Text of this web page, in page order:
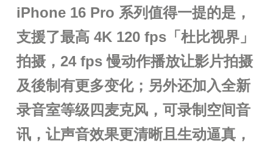
iPhone 16 Pro 系列值得一提的是，
支援了最高 4K 120 fps「杜比视界」
拍摄，24 fps 慢动作播放让影片拍摄
及後制有更多变化；另外还加入全新
录音室等级四麦克风，可录制空间音
讯，让声音效果更清晰且生动逼真，